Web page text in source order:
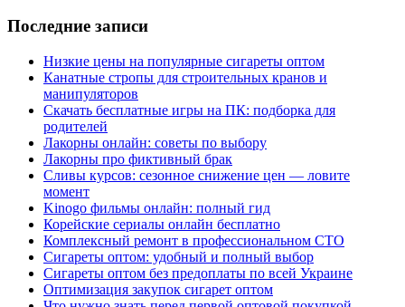
Последние записи
Низкие цены на популярные сигареты оптом
Канатные стропы для строительных кранов и
манипуляторов
Скачать бесплатные игры на ПК: подборка для
родителей
Лакорны онлайн: советы по выбору
Лакорны про фиктивный брак
Сливы курсов: сезонное снижение цен — ловите
момент
Kinogo фильмы онлайн: полный гид
Корейские сериалы онлайн бесплатно
Комплексный ремонт в профессиональном СТО
Сигареты оптом: удобный и полный выбор
Сигареты оптом без предоплаты по всей Украине
Оптимизация закупок сигарет оптом